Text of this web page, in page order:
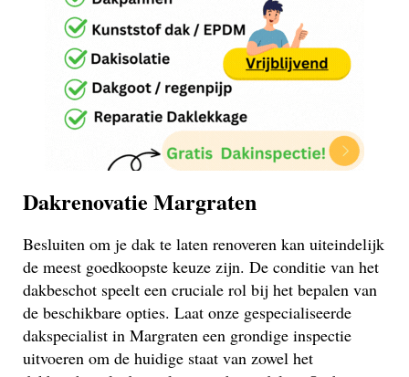
Dakrenovatie Margraten
Besluiten om je dak te laten renoveren kan uiteindelijk
de meest goedkoopste keuze zijn. De conditie van het
dakbeschot speelt een cruciale rol bij het bepalen van
de beschikbare opties. Laat onze gespecialiseerde
dakspecialist in Margraten een grondige inspectie
uitvoeren om de huidige staat van zowel het